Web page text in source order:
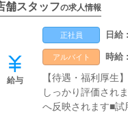
舗スタッフの求人情報
給与
正社員 日給 :
アルバイト 時給 :
【待遇・福利厚生
しっかり評価され
へ反映されます■試